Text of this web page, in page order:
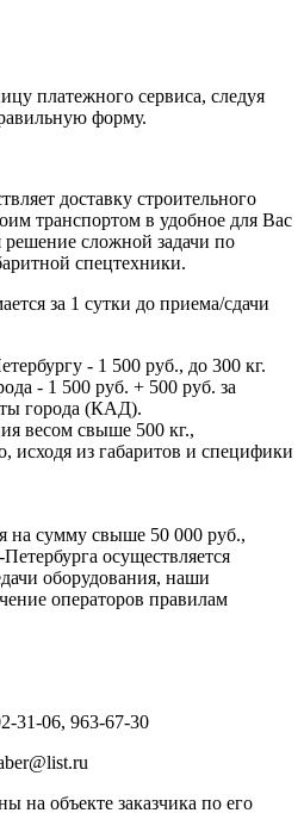
платежного сервиса, следуя
форму.
доставку строительного
транспортом в удобное для Вас
сложной задачи по
спецтехники.
за 1 сутки до приема/сдачи
- 1 500 руб., до 300 кг.
- 1 500 руб. + 500 руб. за
города (КАД).
весом свыше 500 кг.,
исходя из габаритов и специфики
на сумму свыше 50 000 руб.,
осуществляется
оборудования, наши
операторов правилам
31-06, 963-67-30
на объекте заказчика по его